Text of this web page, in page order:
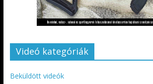
Videó kategóriák
Beküldött videók